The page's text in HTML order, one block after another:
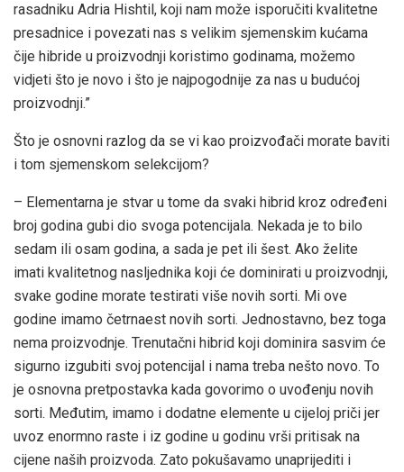
rasadniku Adria Hishtil, koji nam može isporučiti kvalitetne
presadnice i povezati nas s velikim sjemenskim kućama
čije hibride u proizvodnji koristimo godinama, možemo
vidjeti što je novo i što je najpogodnije za nas u budućoj
proizvodnji.”
Što je osnovni razlog da se vi kao proizvođači morate baviti
i tom sjemenskom selekcijom?
– Elementarna je stvar u tome da svaki hibrid kroz određeni
broj godina gubi dio svoga potencijala. Nekada je to bilo
sedam ili osam godina, a sada je pet ili šest. Ako želite
imati kvalitetnog nasljednika koji će dominirati u proizvodnji,
svake godine morate testirati više novih sorti. Mi ove
godine imamo četrnaest novih sorti. Jednostavno, bez toga
nema proizvodnje. Trenutačni hibrid koji dominira sasvim će
sigurno izgubiti svoj potencijal i nama treba nešto novo. To
je osnovna pretpostavka kada govorimo o uvođenju novih
sorti. Međutim, imamo i dodatne elemente u cijeloj priči jer
uvoz enormno raste i iz godine u godinu vrši pritisak na
cijene naših proizvoda. Zato pokušavamo unaprijediti i